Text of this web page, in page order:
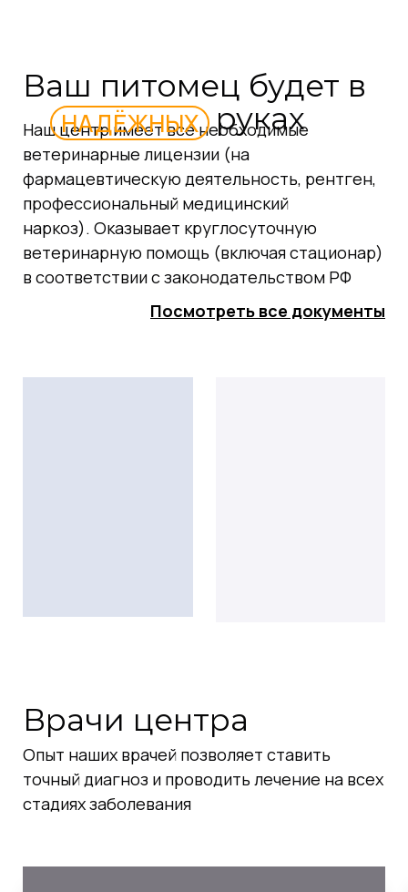
руках
НАДЁЖНЫХ
Ваш питомец будет в
Наш центр имеет все необходимые
ветеринарные лицензии (на
фармацевтическую деятельность, рентген,
профессиональный медицинский
наркоз). Оказывает круглосуточную
ветеринарную помощь (включая стационар)
в соответствии с законодательством РФ
Посмотреть все документы
Врачи центра
Опыт наших врачей позволяет ставить
точный диагноз и проводить лечение на всех
стадиях заболевания